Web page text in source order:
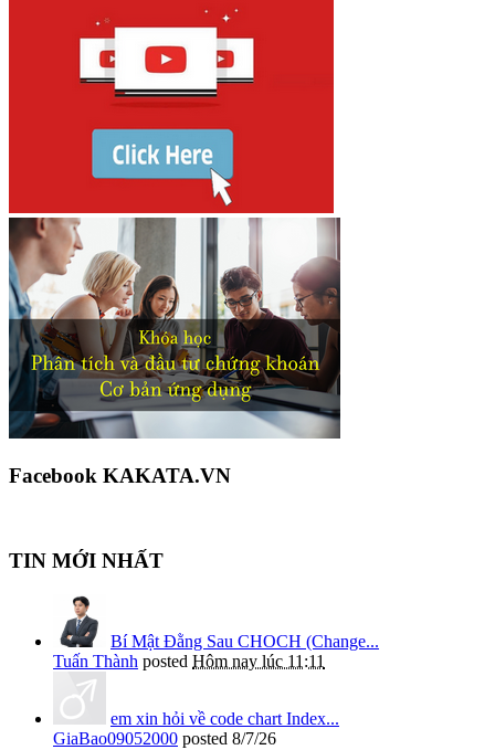
Facebook KAKATA.VN
TIN MỚI NHẤT
Bí Mật Đằng Sau CHOCH (Change...
Tuấn Thành posted Hôm nay lúc 11:11
em xin hỏi về code chart Index...
GiaBao09052000 posted 8/7/26